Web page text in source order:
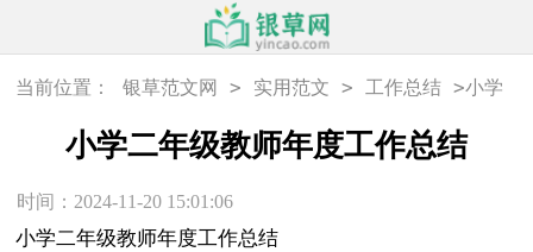
当前位置： 银草范文网 > 实用范文 > 工作总结 >小学
二年级教师年度工作总结
小学二年级教师年度工作总结
时间：2024-11-20 15:01:06
小学二年级教师年度工作总结